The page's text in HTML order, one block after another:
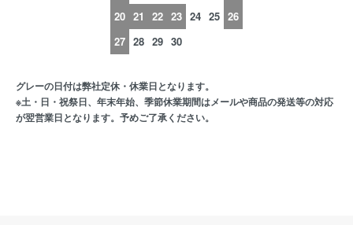
20 21 22 23 24 25 26
27 28 29 30
グレーの日付は弊社定休・休業日となります。
※土・日・祝祭日、年末年始、季節休業期間はメールや商品の発送等の対応
が翌営業日となります。予めご了承ください。